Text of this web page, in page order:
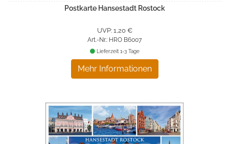
Postkarte Hansestadt Rostock
UVP: 1,20 €
Art.-Nr.: HRO B6007
Mehr Informationen
Lieferzeit 1-3 Tage